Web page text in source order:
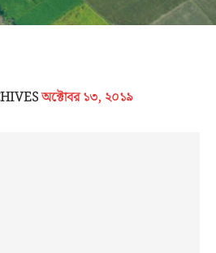
অক্টোবর ১৩, ২০১৯